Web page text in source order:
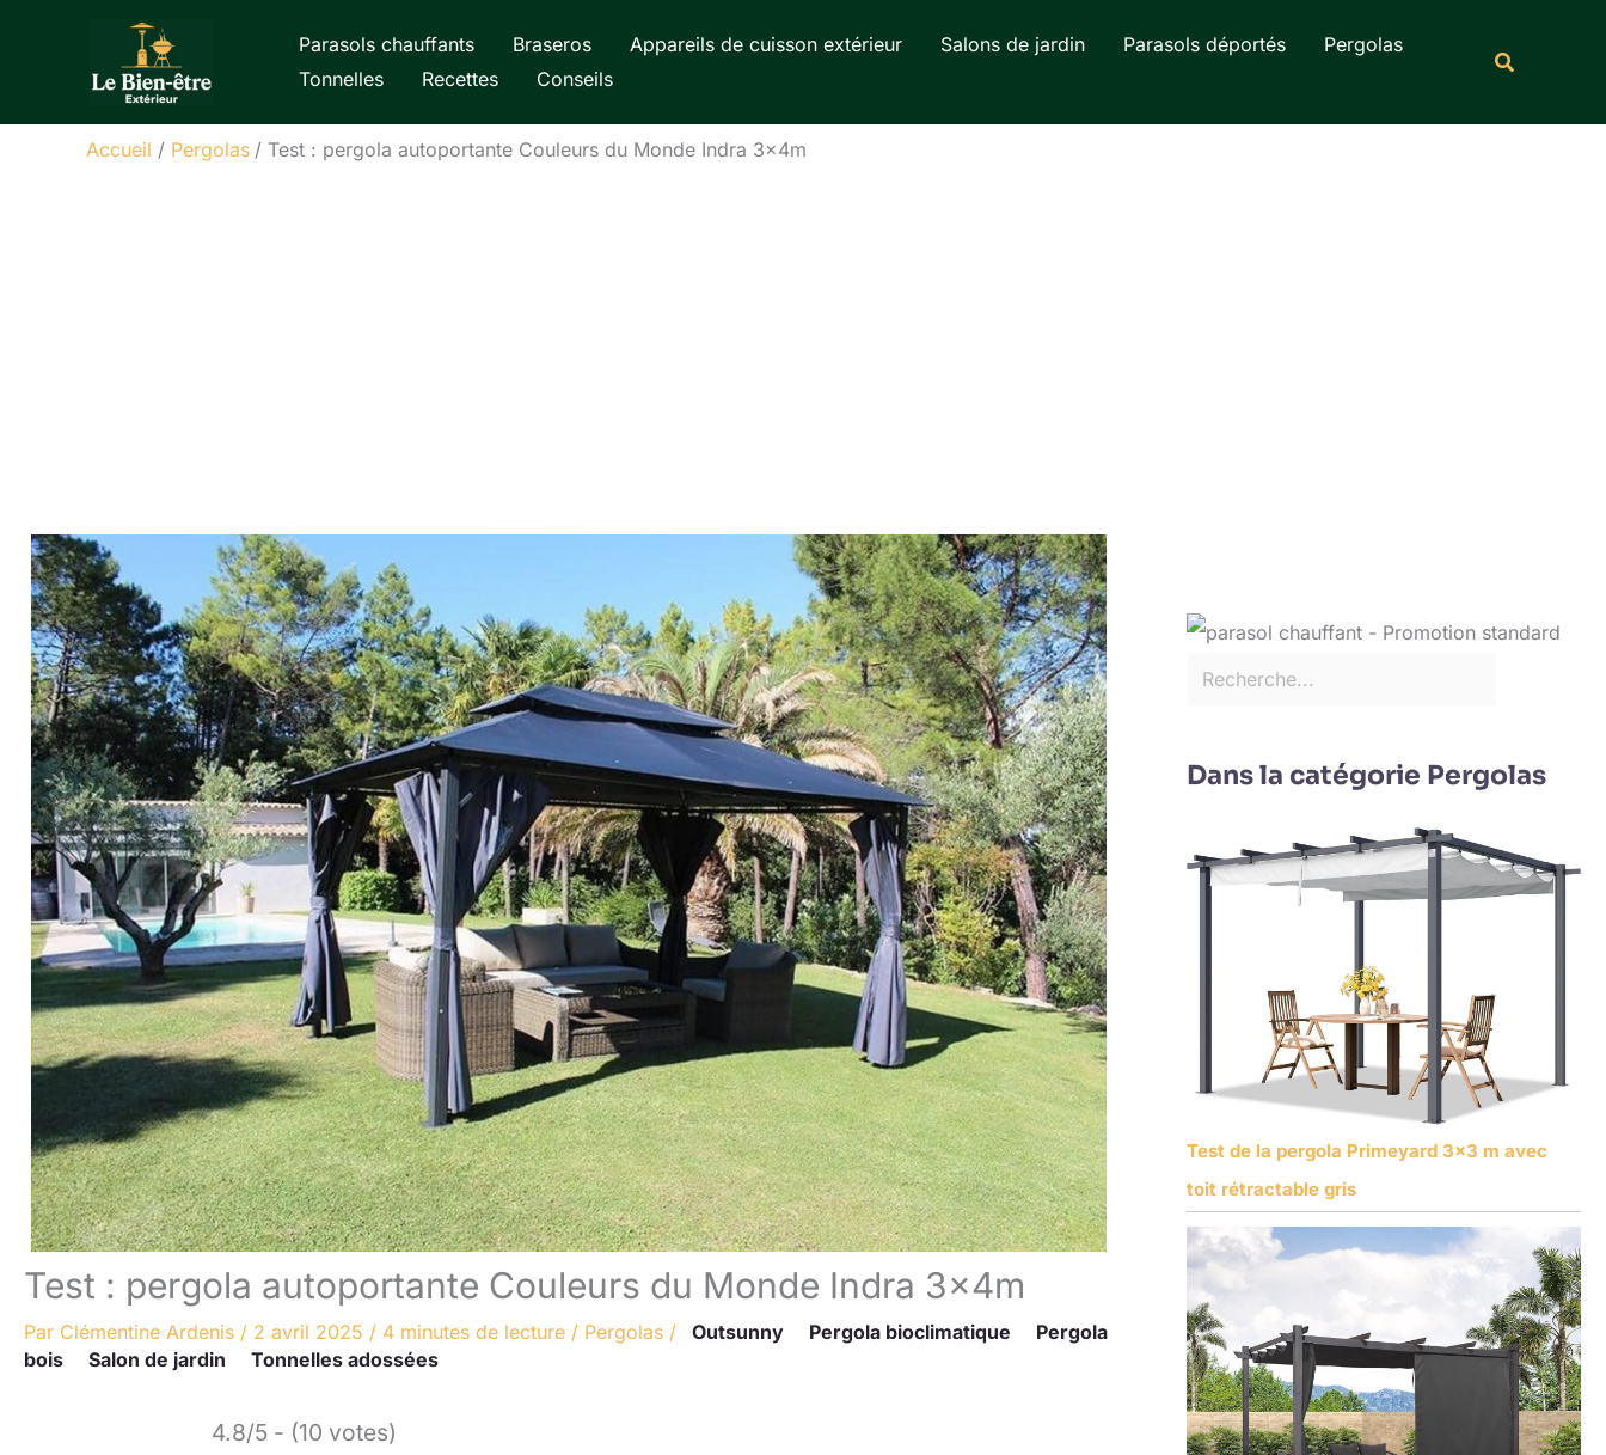
Parasols chauffants Braseros Appareils de cuisson extérieur Salons de jardin Parasols déportés
Pergolas
Tonnelles
Recettes Conseils
Accueil Pergolas Test : pergola autoportante Couleurs du Monde Indra 3x4m
Test : pergola autoportante Couleurs du Monde Indra 3x4m
Par Clémentine Ardenis / 2 avril 2025 / 4 minutes de lecture / Pergolas / Outsunny Pergola bioclimatique
Pergola
bois
Salon de jardin Tonnelles adossées
4.8/5 - (10 votes)
Dans la catégorie Pergolas
Test de la pergola Primeyard 3×3 m avec
toit rétractable gris